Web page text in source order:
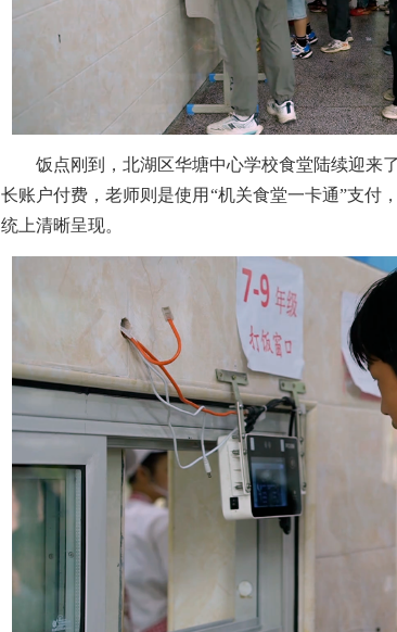
饭点刚到，北湖区华塘中心学校食堂陆续迎来
长账户付费，老师则是使用“机关食堂一卡通”支付
统上清晰呈现。